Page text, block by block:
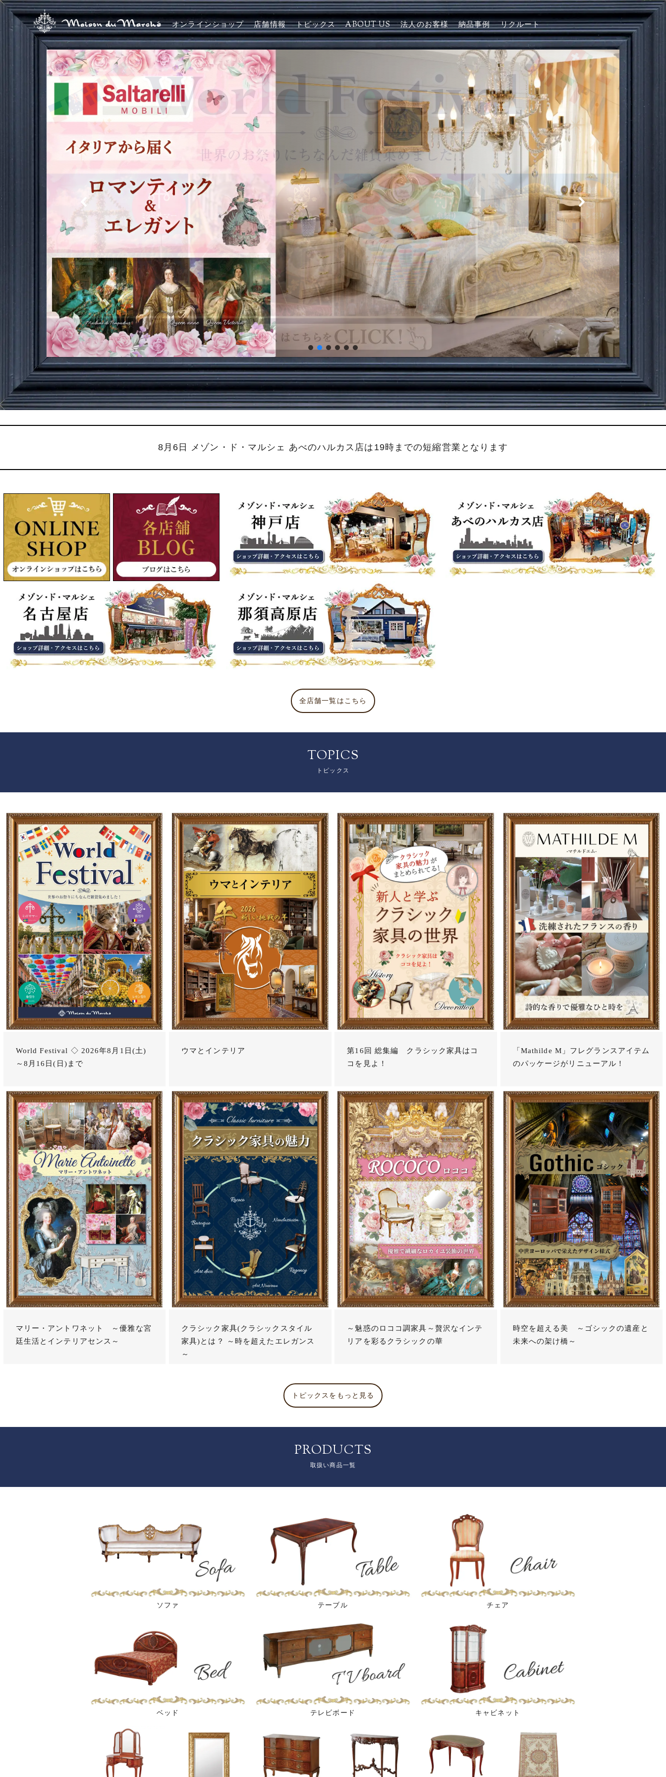
オンラインショップ 店舗情報 トピックス ABOUT US 法人のお客様 納品事例 リクルート
8月6日 メゾン・ド・マルシェ あべのハルカス店は19時までの短縮営業となります
全店舗一覧はこちら
TOPICS
トピックス
World Festival ◇ 2026年8月1日(土)
～8月16日(日)まで
ウマとインテリア
第16回 総集編 クラシック家具はコ
コを見よ！
「Mathilde M」フレグランスアイテム
のパッケージがリニューアル！
マリー・アントワネット ～優雅な宮
廷生活とインテリアセンス～
クラシック家具(クラシックスタイル
家具)とは？ ～時を超えたエレガンス
～
～魅惑のロココ調家具～贅沢なインテ
リアを彩るクラシックの華
時空を超える美 ～ゴシックの遺産と
未来への架け橋～
トピックスをもっと見る
PRODUCTS
取扱い商品一覧
ソファ テーブル チェア
ベッド テレビボード キャビネット